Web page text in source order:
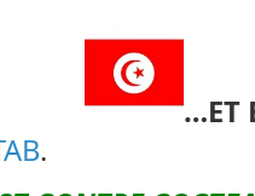
…ET
.